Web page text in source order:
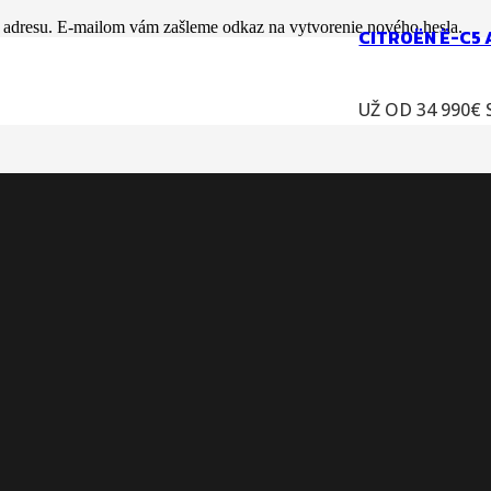
CITROËN Ë-C5
UŽ OD 34 990€
E-mailom vám zašleme odkaz na vytvorenie nového hesla.